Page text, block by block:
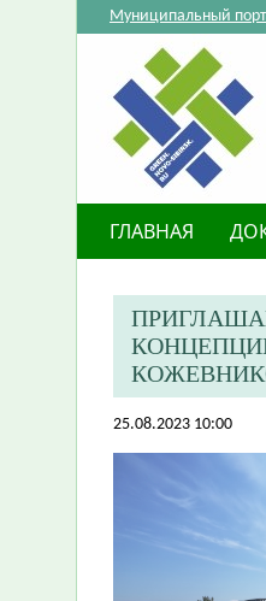
Муниципальный
ГЛАВНАЯ
25.08.2023 10:00